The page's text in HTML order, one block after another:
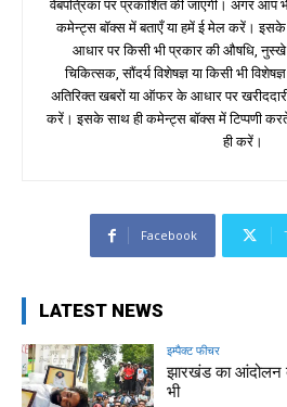
वेबपत्रिका पर प्रकाशित की जाएगी। अगर आप
कमेन्ट्स बॉक्स में बताएँ या हमें ई मेल करें।
आधार पर किसी भी प्रकार की औषधि, नुस्खे
चिकित्सक, सौंदर्य विशेषज्ञ या किसी भी
अतिरिक्त खबरों या ऑफर के आधार पर
करें। इसके साथ ही कमेन्ट्स बॉक्स में टिप्पणी करते
ही करें।
Facebook
LATEST NEWS
इम्पैक्ट फीचर
झारखंड का आंदोलन
भी